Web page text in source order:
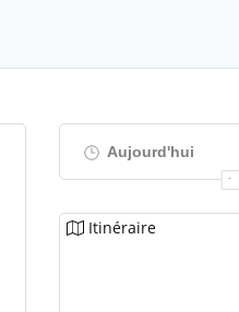
Aujourd'hui
Itinéraire